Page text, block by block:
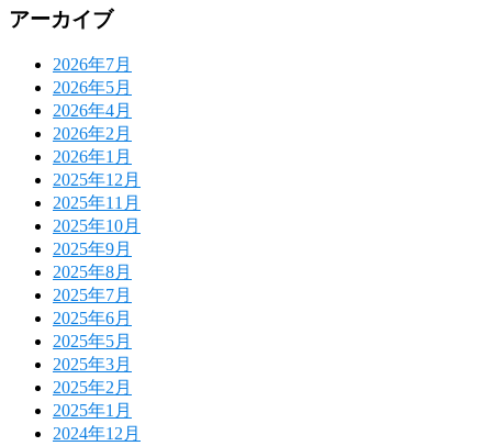
アーカイブ
2026年7月
2026年5月
2026年4月
2026年2月
2026年1月
2025年12月
2025年11月
2025年10月
2025年9月
2025年8月
2025年7月
2025年6月
2025年5月
2025年3月
2025年2月
2025年1月
2024年12月